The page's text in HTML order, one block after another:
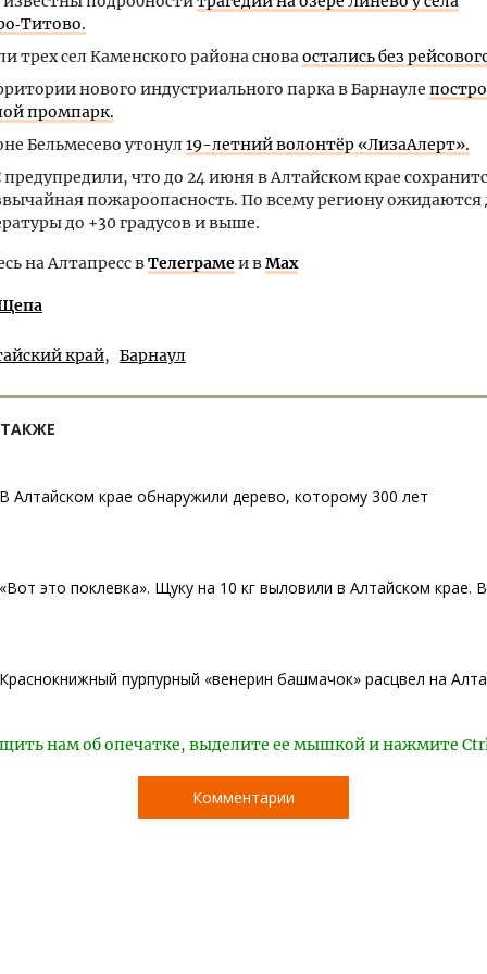
трех сел Каменского района сноваостались без
нового индустриального парка в Барнауле
промпарк.
Бельмесево утонул19-летний волонтёр «ЛизаАлерт».
что до 24 июня в Алтайском крае
пожароопасность. По всему региону
до +30 градусов и выше.
на Алтапресс вТелеграмеи вMax
край Барнаул
В Алтайском крае обнаружили дерево, которому 300 лет
«Вот это поклевка». Щуку на 10 кг выловили в Алтайском крае.
Краснокнижный пурпурный «венерин башмачок» расцвел на
нам об опечатке, выделите ее мышкой и нажмите
Комментарии